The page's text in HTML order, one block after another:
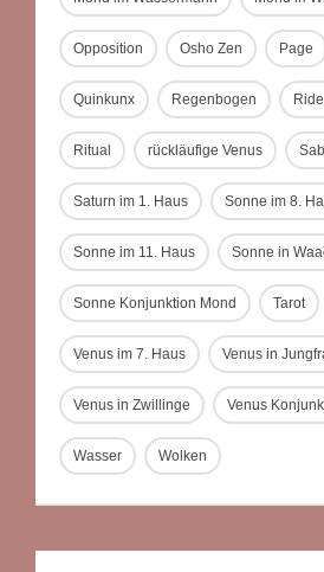
Opposition Osho Zen Page
Quinkunx Regenbogen
Ritual rückläufige Venus
Saturn im 1. Haus Sonne im 8.
Sonne im 11. Haus Sonne in
Sonne Konjunktion Mond Tarot
Venus im 7. Haus Venus in
Venus in Zwillinge Venus
Wasser Wolken